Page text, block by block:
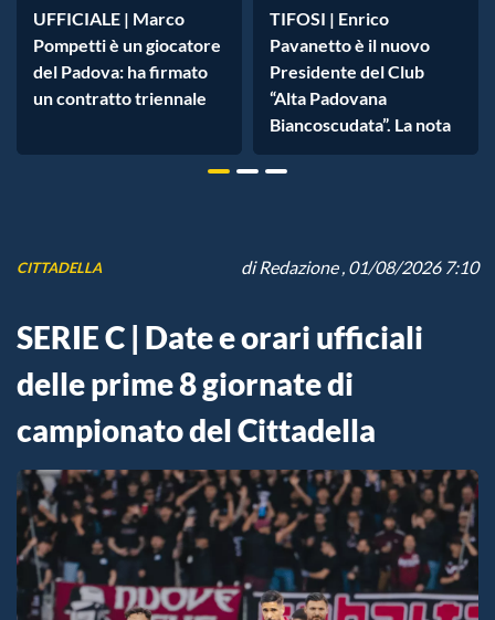
UFFICIALE | Marco
Pompetti è un giocatore
del Padova: ha firmato
un contratto triennale
TIFOSI | Enrico
Pavanetto è il nuovo
Presidente del Club
“Alta Padovana
Biancoscudata”. La nota
CITTADELLA diRedazione, 01/08/2026 7:10
SERIE C | Date e orari ufficiali
delle prime 8 giornate di
campionato del Cittadella